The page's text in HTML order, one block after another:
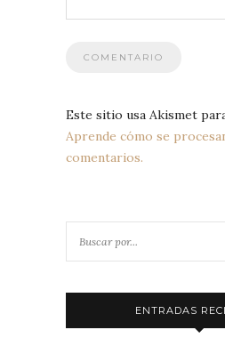
Este sitio usa Akismet
Aprende cómo se
comentarios.
ENTRADAS